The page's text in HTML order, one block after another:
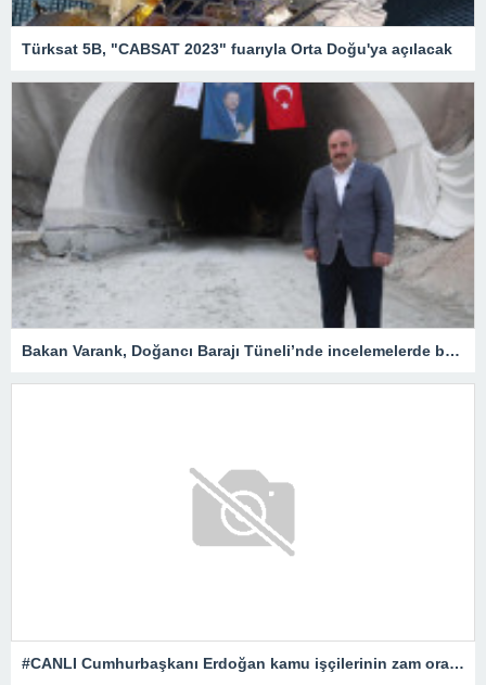
Türksat 5B, "CABSAT 2023" fuarıyla Orta Doğu'ya açılacak
Bakan Varank, Doğancı Barajı Tüneli’nde incelemelerde bulundu
#CANLI Cumhurbaşkanı Erdoğan kamu işçilerinin zam oranını açıklıyor